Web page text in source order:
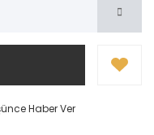
Haber Ver